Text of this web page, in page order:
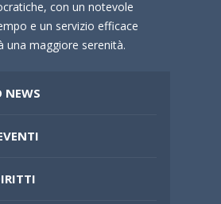
con un notevole
e un servizio efficace
una maggiore serenità.
NEWS